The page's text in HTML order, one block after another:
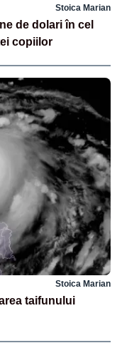
Stoica Marian
de dolari în cel
copiilor
Stoica Marian
taifunului